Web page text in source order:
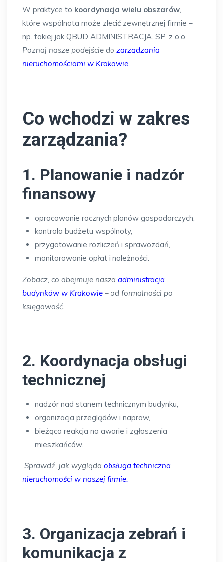
W praktyce to koordynacja wielu obszarów,
które wspólnota może zlecić zewnętrznej firmie –
np. takiej jak QBUD ADMINISTRACJA. SP. z o.o.
Poznaj nasze podejście do zarządzania
nieruchomościami w Krakowie.
Co wchodzi w zakres
zarządzania?
1. Planowanie i nadzór
finansowy
opracowanie rocznych planów gospodarczych,
kontrola budżetu wspólnoty,
przygotowanie rozliczeń i sprawozdań,
monitorowanie opłat i należności.
Zobacz, co obejmuje nasza administracja
budynków w Krakowie – od formalności po
księgowość.
2. Koordynacja obsługi
technicznej
nadzór nad stanem technicznym budynku,
organizacja przeglądów i napraw,
bieżąca reakcja na awarie i zgłoszenia
mieszkańców.
Sprawdź, jak wygląda obsługa techniczna
nieruchomości w naszej firmie.
3. Organizacja zebrań i
komunikacja z